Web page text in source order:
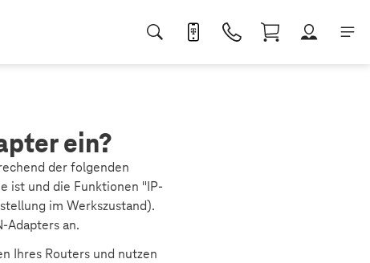
ein?
der folgenden
ist und die Funktionen "IP-
im Werkszustand).
Adapters an.
Ihres Routers und nutzen